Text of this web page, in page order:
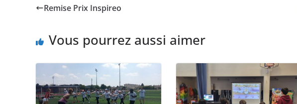
Remise Prix Inspireo
Vous pourrez aussi aimer